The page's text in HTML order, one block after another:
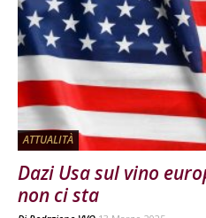
ATTUALITÀ
Dazi Usa sul vino
non ci sta